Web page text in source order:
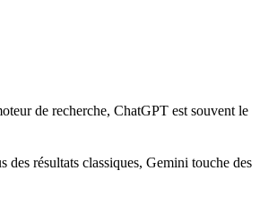
de recherche, ChatGPT est souvent le
résultats classiques, Gemini touche des